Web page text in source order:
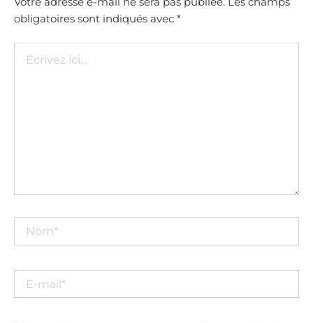
obligatoires sont indiqués avec *
ici…
mail*